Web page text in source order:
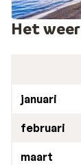
Het weer
januari
februari
maart